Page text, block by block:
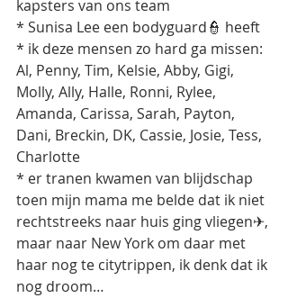
kapsters van ons team
* Sunisa Lee een bodyguard👮 heeft
* ik deze mensen zo hard ga missen:
Al, Penny, Tim, Kelsie, Abby, Gigi,
Molly, Ally, Halle, Ronni, Rylee,
Amanda, Carissa, Sarah, Payton,
Dani, Breckin, DK, Cassie, Josie, Tess,
Charlotte
* er tranen kwamen van blijdschap
toen mijn mama me belde dat ik niet
rechtstreeks naar huis ging vliegen✈,
maar naar New York om daar met
haar nog te citytrippen, ik denk dat ik
nog droom…